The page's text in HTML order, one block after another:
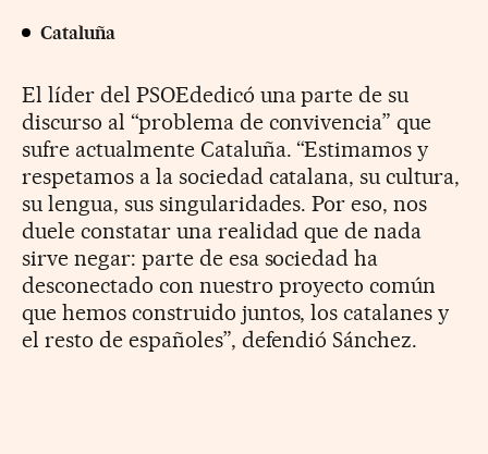
Cataluña
El líder del PSOEdedicó una parte de su
discurso al “problema de convivencia” que
sufre actualmente Cataluña. “Estimamos y
respetamos a la sociedad catalana, su cultura,
su lengua, sus singularidades. Por eso, nos
duele constatar una realidad que de nada
sirve negar: parte de esa sociedad ha
desconectado con nuestro proyecto común
que hemos construido juntos, los catalanes y
el resto de españoles”, defendió Sánchez.